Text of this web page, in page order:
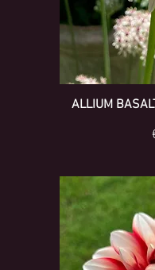
ALLIUM